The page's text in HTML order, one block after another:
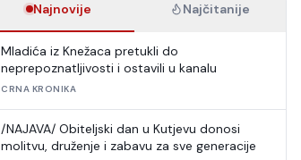
Najnovije Najčitanije
Mladića iz Knežaca pretukli do
neprepoznatljivosti i ostavili u kanalu
CRNA KRONIKA
/NAJAVA/ Obiteljski dan u Kutjevu donosi
molitvu, druženje i zabavu za sve generacije